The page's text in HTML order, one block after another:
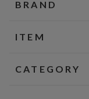
BRAND
ITEM
CATEGORY